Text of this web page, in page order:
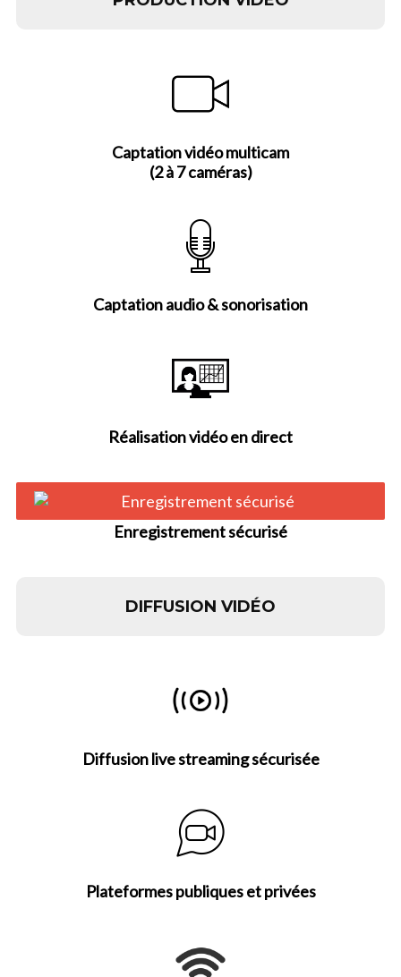
Captation vidéo multicam
(2 à 7 caméras)
Captation audio & sonorisation
Réalisation vidéo en direct
Enregistrement sécurisé
DIFFUSION VIDÉO
Diffusion live streaming sécurisée
Plateformes publiques et privées